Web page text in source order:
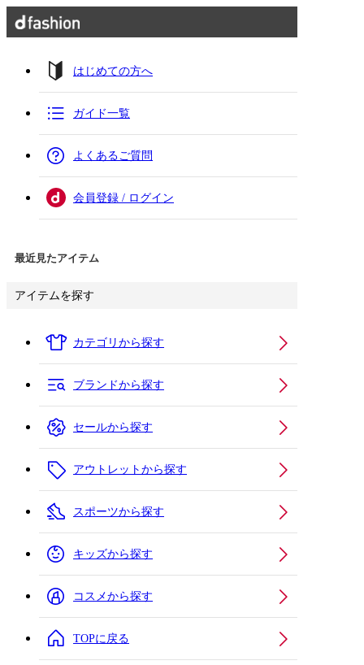
はじめての方へ
ガイド一覧
よくあるご質問
会員登録 / ログイン
最近見たアイテム
アイテムを探す
カテゴリから探す
ブランドから探す
セールから探す
アウトレットから探す
スポーツから探す
キッズから探す
コスメから探す
TOPに戻る